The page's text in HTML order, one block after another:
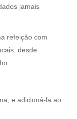
jamais
refeição com
desde
e adicioná-la ao